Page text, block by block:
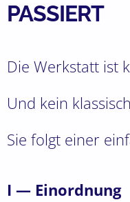
PASSIERT
Die Werkstatt ist
Und kein
Sie folgt einer
I — Einordnung